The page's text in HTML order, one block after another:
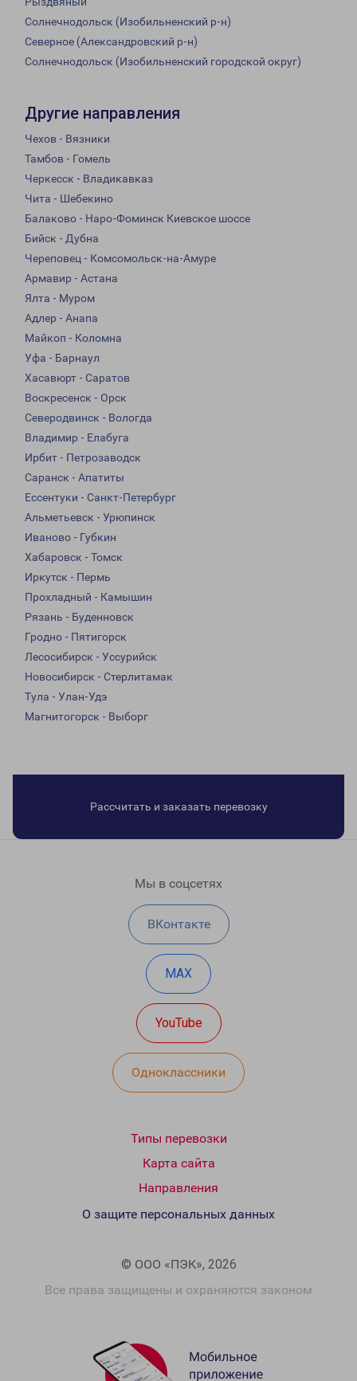
Солнечнодольск (Изобильненский р-н)
Северное (Александровский р-н)
Солнечнодольск (Изобильненский городской округ)
Другие направления
Чехов - Вязники
Тамбов - Гомель
Черкесск - Владикавказ
Чита - Шебекино
Балаково - Наро-Фоминск Киевское шоссе
Бийск - Дубна
Череповец - Комсомольск-на-Амуре
Армавир - Астана
Ялта - Муром
Адлер - Анапа
Майкоп - Коломна
Уфа - Барнаул
Хасавюрт - Саратов
Воскресенск - Орск
Северодвинск - Вологда
Владимир - Елабуга
Ирбит - Петрозаводск
Саранск - Апатиты
Ессентуки - Санкт-Петербург
Альметьевск - Урюпинск
Иваново - Губкин
Хабаровск - Томск
Иркутск - Пермь
Прохладный - Камышин
Рязань - Буденновск
Гродно - Пятигорск
Лесосибирск - Уссурийск
Новосибирск - Стерлитамак
Тула - Улан-Удэ
Магнитогорск - Выборг
Рассчитать и заказать перевозку
Мы в соцсетях
ВКонтакте
MAX
YouTube
Одноклассники
Типы перевозки
Карта сайта
Направления
© ООО «ПЭК», 2026
Все права защищены и охраняются законом
О защите персональных данных